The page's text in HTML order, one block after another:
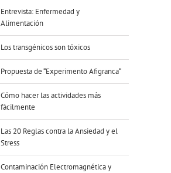
Entrevista: Enfermedad y
Alimentación
Los transgénicos son tóxicos
Propuesta de “Experimento Afigranca“
Cómo hacer las actividades más
fácilmente
Las 20 Reglas contra la Ansiedad y el
Stress
Contaminación Electromagnética y